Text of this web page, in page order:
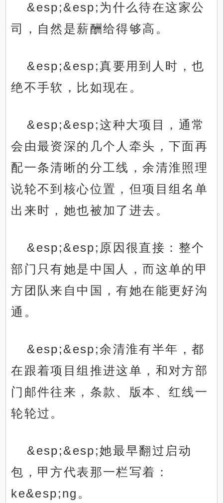
&esp;&esp;为什么待在这家公
司，自然是薪酬给得够高。
&esp;&esp;真要用到人时，也
绝不手软，比如现在。
&esp;&esp;这种大项目，通常
会由最资深的几个人牵头，下面再
配一条清晰的分工线，余清淮照理
说轮不到核心位置，但项目组名单
出来时，她也被加了进去。
&esp;&esp;原因很直接：整个
部门只有她是中国人，而这单的甲
方团队来自中国，有她在能更好沟
通。
&esp;&esp;余清淮有半年，都
在跟着项目组推进这单，和对方部
门邮件往来，条款、版本、红线一
轮轮过。
&esp;&esp;她最早翻过启动
包，甲方代表那一栏写着：
ke&esp;ng。